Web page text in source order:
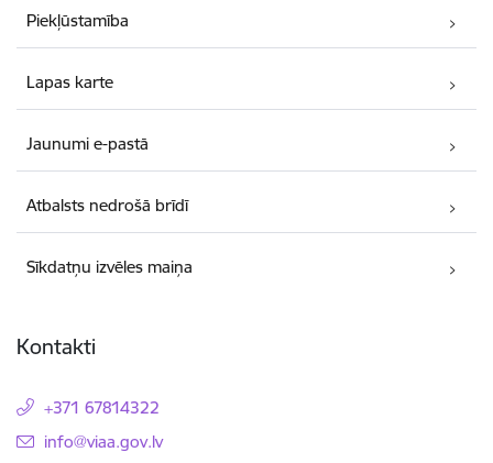
Piekļūstamība
Lapas karte
Jaunumi e-pastā
Atbalsts nedrošā brīdī
Sīkdatņu izvēles maiņa
Kontakti
+371 67814322
E-pasts:
info@viaa.gov.lv